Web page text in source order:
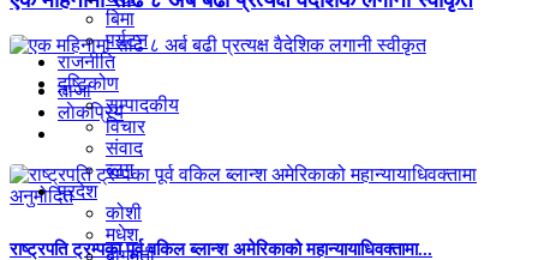
बिमा
पर्यटन
राजनीति
दृष्टिकोण
सम्पादकीय
विचार
संवाद
ब्लग
प्रदेश
कोशी
मधेश
बागमती
ताजा
लाेकप्रिय
राष्ट्रपति ट्रम्पका पूर्व वकिल ब्लान्श अमेरिकाको महान्यायाधिवक्तामा...